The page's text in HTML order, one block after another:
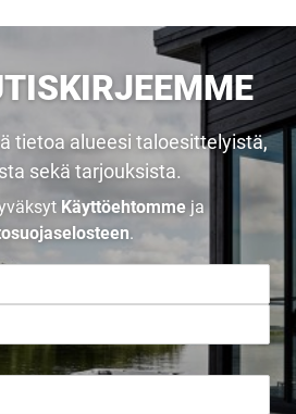
tietoa alueesi taloesittelyistä,
sekä tarjouksista.
Käyttöehtommeja
.